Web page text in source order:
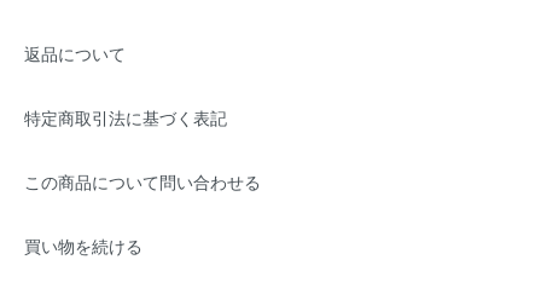
返品について
特定商取引法に基づく表記
この商品について問い合わせる
買い物を続ける